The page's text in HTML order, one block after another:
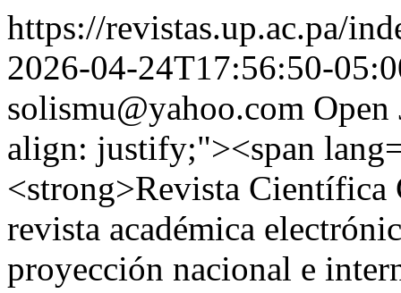
https://revistas.up.ac.pa/
2026-04-24T17:56:50-
solismu@yahoo.com Open
align: justify;"><span
<strong>Revista Científica
revista académica
proyección nacional e